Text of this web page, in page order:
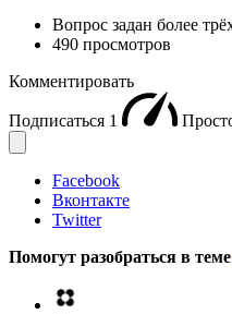
Вопрос задан более
490 просмотров
Комментировать
Подписаться 1
Facebook
Вконтакте
Twitter
Помогут разобраться в теме